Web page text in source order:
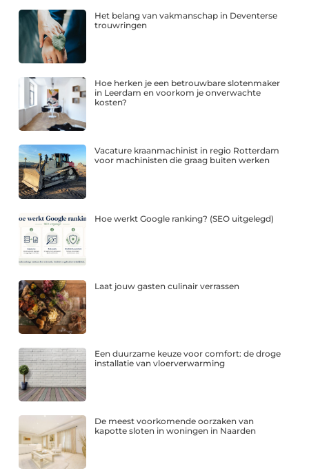
Het belang van vakmanschap in Deventerse
trouwringen
Hoe herken je een betrouwbare slotenmaker
in Leerdam en voorkom je onverwachte
kosten?
Vacature kraanmachinist in regio Rotterdam
voor machinisten die graag buiten werken
Hoe werkt Google ranking? (SEO uitgelegd)
Laat jouw gasten culinair verrassen
Een duurzame keuze voor comfort: de droge
installatie van vloerverwarming
De meest voorkomende oorzaken van
kapotte sloten in woningen in Naarden